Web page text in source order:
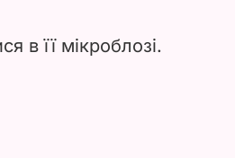
в її мікроблозі.